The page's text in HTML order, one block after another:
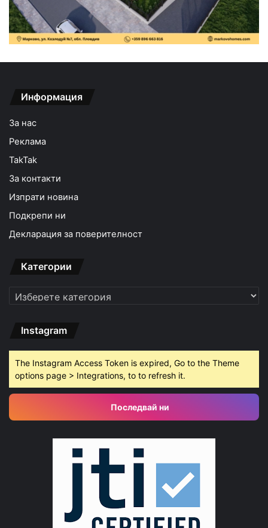
Информация
За нас
Реклама
TakTak
За контакти
Изпрати новина
Подкрепи ни
Декларация за поверителност
Категории
Категории
Instagram
The Instagram Access Token is expired, Go to the Theme
options page > Integrations, to to refresh it.
Последвай ни